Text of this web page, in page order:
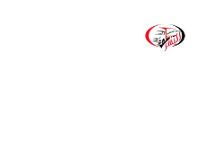
المحتوى